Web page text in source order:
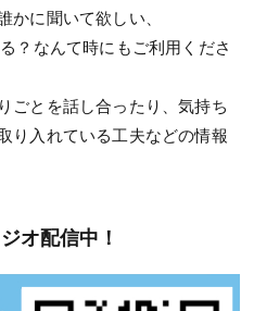
かに聞いて欲しい、
？なんて時にもご利用くださ
ごとを話し合ったり、気持ち
り入れている工夫などの情報
オ配信中！